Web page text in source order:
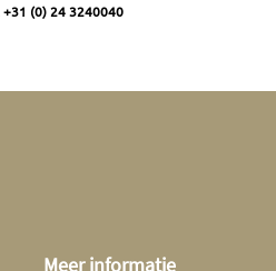
+31 (0) 24 3240040
Meer informatie